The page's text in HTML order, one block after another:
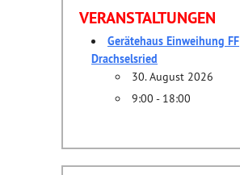
VERANSTALTUNGEN
Gerätehaus Einweihung FF
Drachselsried
30. August 2026
9:00 - 18:00